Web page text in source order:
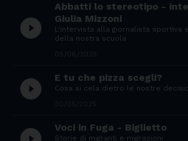
play_circle_filled
Abbatti lo stereotipo -
Giulia Mizzoni
L'intervista alla giornalista sportiva
della nostra scuola
play_circle_filled E tu che pizza scegli?
Cosa si cela dietro le nostre
Voci in Fuga - Biglietto
Storie di migranti e migrazioni